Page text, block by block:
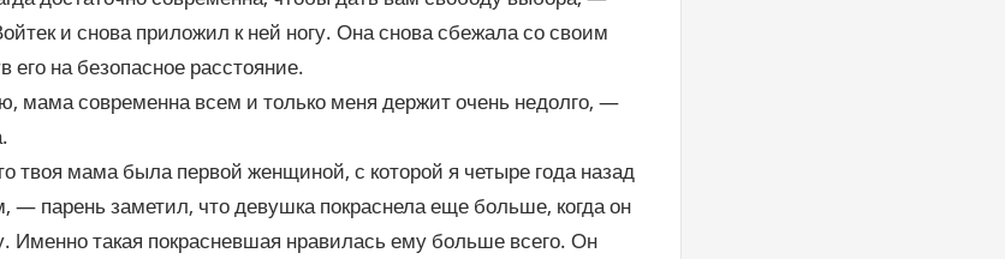
и снова приложил к ней ногу. Она снова сбежала со своим
его на безопасное расстояние.
мама современна всем и только меня держит очень недолго, —
твоя мама была первой женщиной, с которой я четыре года назад
— парень заметил, что девушка покраснела еще больше, когда он
Именно такая покрасневшая нравилась ему больше всего. Он